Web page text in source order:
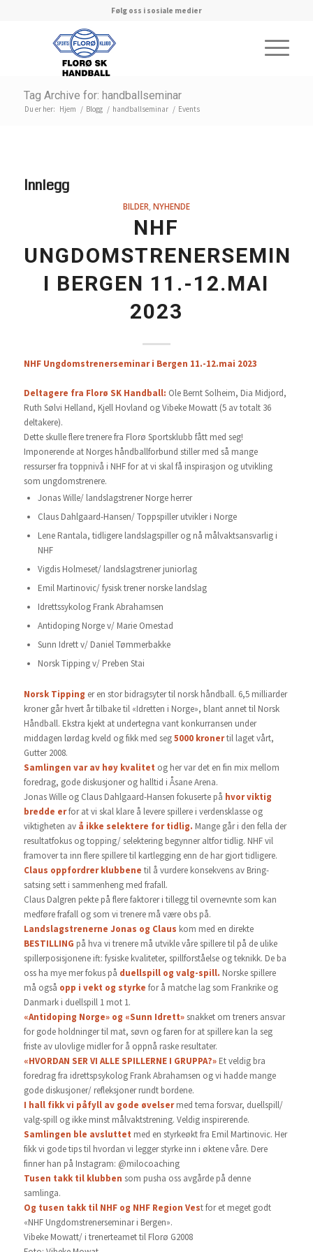
Følg oss i sosiale medier
Tag Archive for: handballseminar
Du er her: Hjem / Blogg / handballseminar / Events
Innlegg
BILDER NYHENDE
NHF
I BERGEN 11.-12.MAI
2023
NHF Ungdomstrenerseminar i Bergen 11.-12.mai 2023
Deltagere fra Florø SK Handball: Ole Bernt Solheim, Dia Midjord,
Ruth Sølvi Helland, Kjell Hovland og Vibeke Mowatt (5 av totalt 36
deltakere).
Dette skulle flere trenere fra Florø Sportsklubb fått med seg!
Imponerende at Norges håndballforbund stiller med så mange
ressurser fra toppnivå i NHF for at vi skal få inspirasjon og utvikling
som ungdomstrenere.
Jonas Wille/ landslagstrener Norge herrer
Claus Dahlgaard-Hansen/ Toppspiller utvikler i Norge
Lene Rantala, tidligere landslagspiller og nå målvaktsansvarlig i
NHF
Vigdis Holmeset/ landslagstrener juniorlag
Emil Martinovic/ fysisk trener norske landslag
Idrettssykolog Frank Abrahamsen
Antidoping Norge v/ Marie Omestad
Sunn Idrett v/ Daniel Tømmerbakke
Norsk Tipping v/ Preben Stai
Norsk Tipping er en stor bidragsyter til norsk håndball. 6,5 milliarder
kroner går hvert år tilbake til «Idretten i Norge», blant annet til Norsk
Håndball. Ekstra kjekt at undertegna vant konkurransen under
middagen lørdag kveld og fikk med seg5000 kronertil laget vårt,
Gutter 2008.
Samlingen var av høy kvalitet og her var det en fin mix mellom
foredrag, gode diskusjoner og halltid i Åsane Arena.
Jonas Wille og Claus Dahlgaard-Hansen fokuserte på hvor viktig
bredde erfor at vi skal klare å levere spillere i verdensklasse og
viktigheten av å ikke selektere for tidlig. Mange går i den fella der
resultatfokus og topping/ selektering begynner altfor tidlig. NHF vil
framover ta inn flere spillere til kartlegging enn de har gjort tidligere.
Claus oppfordrer klubbene til å vurdere konsekvens av Bring-
satsing sett i sammenheng med frafall.
Claus Dalgren pekte på flere faktorer i tillegg til overnevnte som kan
medføre frafall og som vi trenere må være obs på.
Landslagstrenerne Jonas og Claus kom med en direkte
BESTILLING på hva vi trenere må utvikle våre spillere til på de ulike
spillerposisjonene ift: fysiske kvaliteter, spillforståelse og teknikk. De ba
oss ha mye mer fokus på duellspill og valg-spill. Norske spillere
må også opp i vekt og styrke for å matche lag som Frankrike og
Danmark i duellspill 1 mot 1.
«Antidoping Norge» og «Sunn Idrett»snakket om treners ansvar
for gode holdninger til mat, søvn og faren for at spillere kan la seg
friste av ulovlige midler for å oppnå raske resultater.
«HVORDAN SER VI ALLE SPILLERNE I GRUPPA?» Et veldig bra
foredrag fra idrettspsykolog Frank Abrahamsen og vi hadde mange
gode diskusjoner/ refleksjoner rundt bordene.
I hall fikk vi påfyll av gode øvelsermed tema forsvar, duellspill/
valg-spill og ikke minst målvaktstrening. Veldig inspirerende.
Samlingen ble avsluttet med en styrkeøkt fra Emil Martinovic. Her
fikk vi gode tips til hvordan vi legger styrke inn i øktene våre. Dere
finner han på Instagram: @milocoaching
Tusen takk til klubben som pusha oss avgårde på denne
samlinga.
Og tusen takk til NHF og NHF Region Vest for et meget godt
«NHF Ungdomstrenerseminar i Bergen».
Vibeke Mowatt/ i trenerteamet til Florø G2008